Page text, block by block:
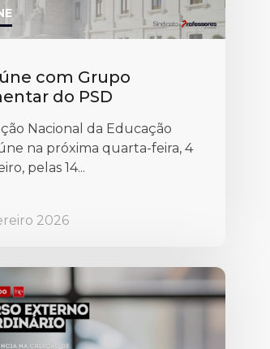
com Grupo
do PSD
Nacional da Educação
na próxima quarta-feira, 4
pelas 14...
2026